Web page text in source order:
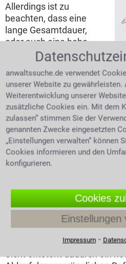
Allerdings ist zu
beachten, dass eine
lange Gesamtdauer,
oder auch eine hohe
Anzahl von Befristungen
Rechtsmissbrauchs
gedeutet werden
können. Ist die Befristung
sie normalerweise längstens
max. drei Verlängerungen
eines zweckgebundenen
der Erfüllung des Zweckes.
nötig, aber etwa zwei
gemeint. Es ist dann zu
Arbeitsverhältnis geworden.
versehentlich geschehen.
in einem sachgrundlos
werden kann dieser Effekt
Sicht entsteht dadurch ein
anwaltssuche.de verwendet
unserer Website zu
Weiterentwicklung unserer
zusätzliche Cookies ein. Mit dem
zulassen“ stimmen Sie der
genannten Zwecke eingesetzten
„Einstellungen verwalten“ können
Cookies informieren und den
konfigurieren.
Cookies
Einstellungen
Impressum⁃